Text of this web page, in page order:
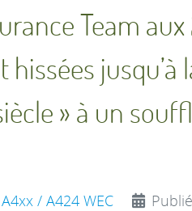
Team
hissées
» à un
/ A424 WEC